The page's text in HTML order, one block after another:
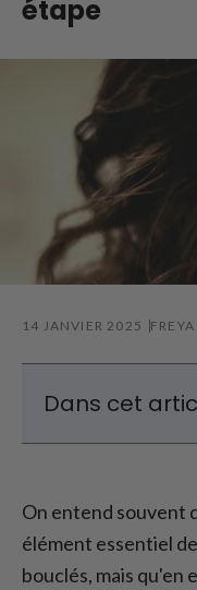
étape
14 JANVIER 2025
Dans cet
diffuseur
Comment
sans diffuseur
On entend souvent
élément essentiel
bouclés, mais qu'en